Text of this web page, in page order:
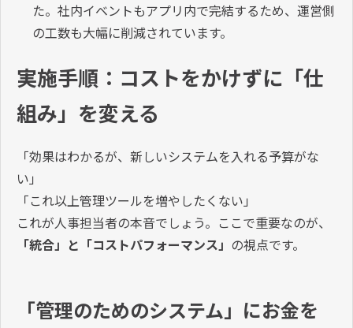
た。社内イベントもアプリ内で完結するため、運営側
の工数も大幅に削減されています。
実施手順：コストをかけずに「仕
組み」を変える
「効果はわかるが、新しいシステムを入れる予算がな
い」
「これ以上管理ツールを増やしたくない」
これが人事担当者の本音でしょう。ここで重要なのが、
「統合」と「コストパフォーマンス」 の視点です。
「管理のためのシステム」にお金を